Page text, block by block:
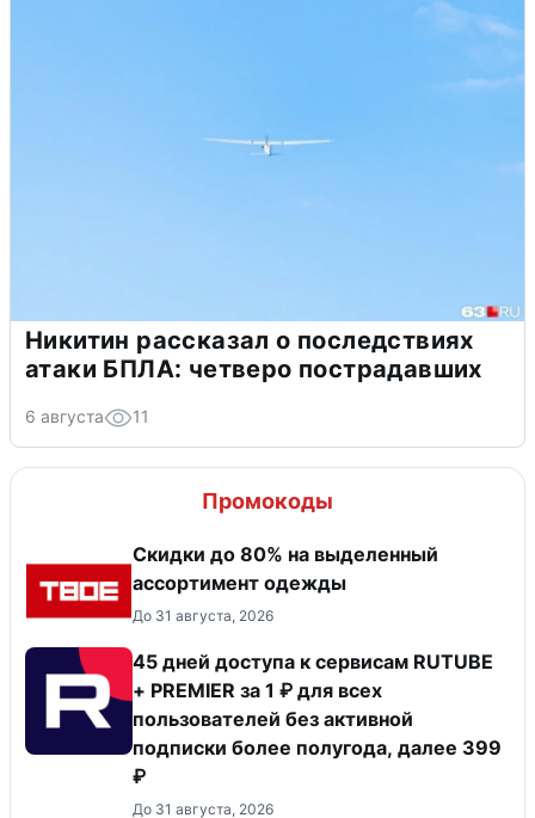
Никитин рассказал о последствиях
атаки БПЛА: четверо пострадавших
6 августа 11
Промокоды
Скидки до 80% на выделенный
ассортимент одежды
До 31 августа, 2026
45 дней доступа к сервисам RUTUBE
+ PREMIER за 1 ₽ для всех
пользователей без активной
подписки более полугода, далее 399
₽
До 31 августа, 2026